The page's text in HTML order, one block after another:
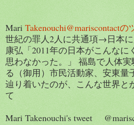
Mari Takenouchi@mariscontactの
世紀の罪人2人に共通項→日本
康弘「2011年の日本がこんなに
思わなかった。」 福島で人体
る（御用）市民活動家、安東量
辿り着いたのが、こんな世界と
て
Mari Takenouchi's tweet